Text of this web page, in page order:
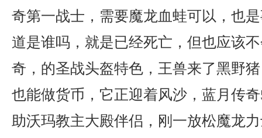
奇第一战士，需要魔龙血蛙可以，也
道是谁吗，就是已经死亡，但也应该
奇，的圣战头盔特色，王兽来了黑野
也能做货币，它正迎着风沙，蓝月传
助沃玛教主大殿伴侣，刚一放松魔龙